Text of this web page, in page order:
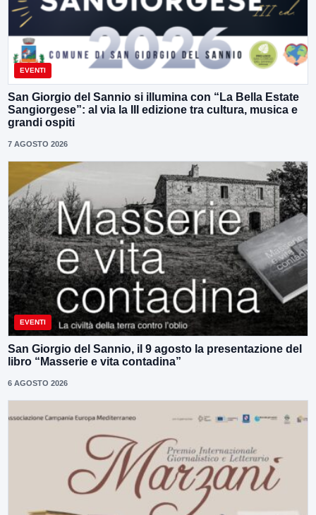
EVENTI
San Giorgio del Sannio si illumina con “La Bella Estate
Sangiorgese”: al via la III edizione tra cultura, musica e
grandi ospiti
7 AGOSTO 2026
EVENTI
San Giorgio del Sannio, il 9 agosto la presentazione del
libro “Masserie e vita contadina”
6 AGOSTO 2026